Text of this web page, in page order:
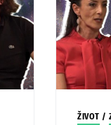
ŽIVOT /